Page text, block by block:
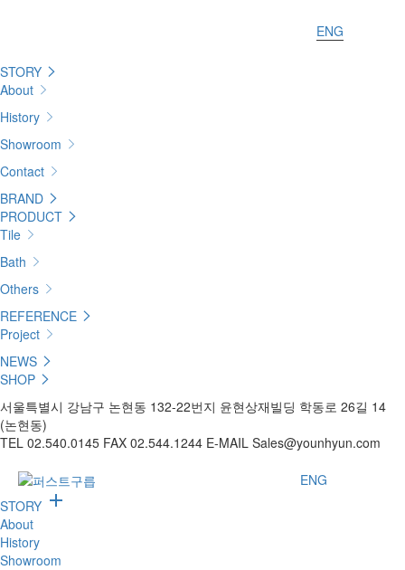
ENG
STORY
About
History
Showroom
Contact
BRAND
PRODUCT
Tile
Bath
Others
REFERENCE
Project
NEWS
SHOP
서울특별시 강남구 논현동 132-22번지 윤현상재빌딩 학동로 26길 14
(논현동)
TEL 02.540.0145 FAX 02.544.1244 E-MAIL Sales@younhyun.com
ENG
STORY 
About
History
Showroom